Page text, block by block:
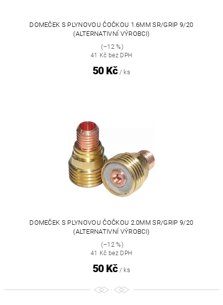
DOMEČEK S PLYNOVOU ČOČKOU 1.6MM SR/GRIP 9/20
(ALTERNATIVNÍ VÝROBCI)
(–12 %)
41 Kč bez DPH
50 Kč / ks
DOMEČEK S PLYNOVOU ČOČKOU 2.0MM SR/GRIP 9/20
(ALTERNATIVNÍ VÝROBCI)
(–12 %)
41 Kč bez DPH
50 Kč / ks